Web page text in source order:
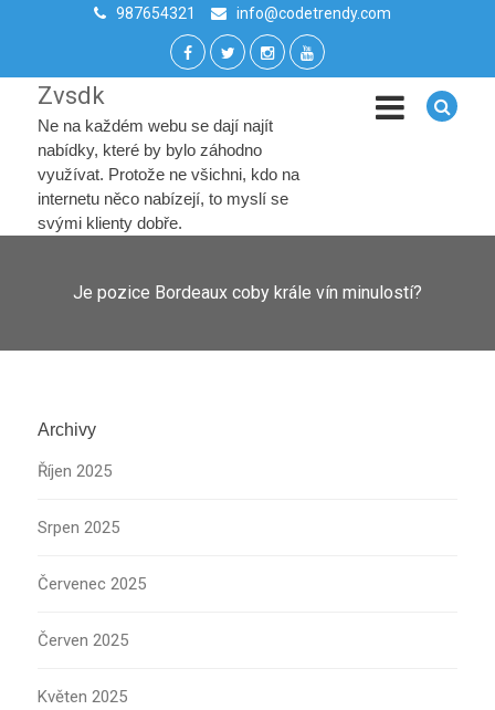
987654321 info@codetrendy.com
Zvsdk
Ne na každém webu se dají najít
nabídky, které by bylo záhodno
využívat. Protože ne všichni, kdo na
internetu něco nabízejí, to myslí se
svými klienty dobře.
Je pozice Bordeaux coby krále vín minulostí?
Archivy
Říjen 2025
Srpen 2025
Červenec 2025
Červen 2025
Květen 2025